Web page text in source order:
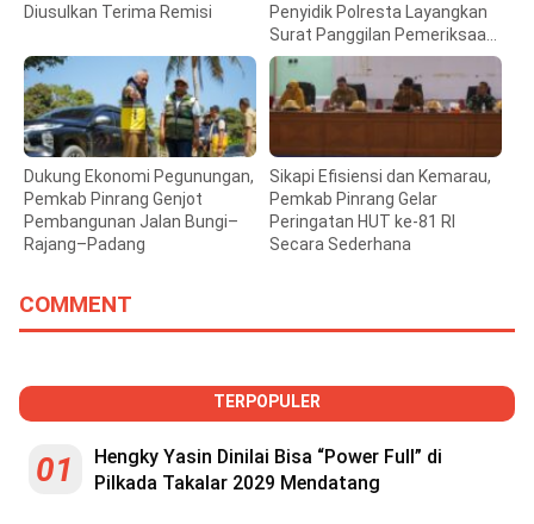
Diusulkan Terima Remisi
Penyidik Polresta Layangkan
Surat Panggilan Pemeriksaan
Bupati Gowa
Dukung Ekonomi Pegunungan,
Pemkab Pinrang Genjot
Pembangunan Jalan Bungi–
Rajang–Padang
Sikapi Efisiensi dan Kemarau,
Pemkab Pinrang Gelar
Peringatan HUT ke-81 RI
Secara Sederhana
COMMENT
TERPOPULER
01
Hengky Yasin Dinilai Bisa “Power Full” di
Pilkada Takalar 2029 Mendatang